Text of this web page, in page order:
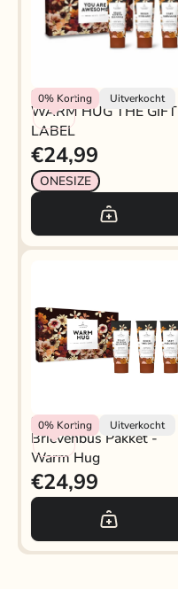
0% Korting Uitverkocht
Rokjeklokje
WARM HUG THE GIFT
LABEL
€24,99
ONESIZE
Brievenbus pakket -
warm hug
0% Korting Uitverkocht
Rokjeklokje
Brievenbus Pakket -
Warm Hug
€24,99